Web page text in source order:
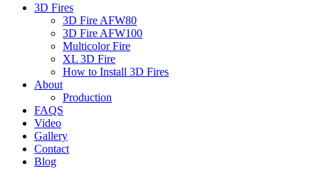
3D Fires
3D Fire AFW80
3D Fire AFW100
Multicolor Fire
XL 3D Fire
How to Install 3D Fires
About
Production
FAQS
Video
Gallery
Contact
Blog